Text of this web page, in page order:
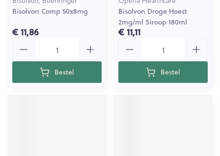
Bisolvon Comp 50x8mg
€ 11,86
Bestel
Bisolvon Droge Hoest
2mg/ml Siroop 180ml
€ 11,11
Bestel